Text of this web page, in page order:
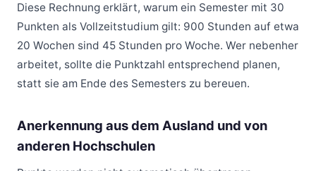
Diese Rechnung erklärt, warum ein Semester mit 30
Punkten als Vollzeitstudium gilt: 900 Stunden auf etwa
20 Wochen sind 45 Stunden pro Woche. Wer nebenher
arbeitet, sollte die Punktzahl entsprechend planen,
statt sie am Ende des Semesters zu bereuen.
Anerkennung aus dem Ausland und von
anderen Hochschulen